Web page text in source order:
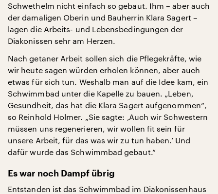
Schwethelm nicht einfach so gebaut. Ihm – aber auch
der damaligen Oberin und Bauherrin Klara Sagert –
lagen die Arbeits- und Lebensbedingungen der
Diakonissen sehr am Herzen.
Nach getaner Arbeit sollen sich die Pflegekräfte, wie
wir heute sagen würden erholen können, aber auch
etwas für sich tun. Weshalb man auf die Idee kam, ein
Schwimmbad unter die Kapelle zu bauen. „Leben,
Gesundheit, das hat die Klara Sagert aufgenommen“,
so Reinhold Holmer. „Sie sagte: ‚Auch wir Schwestern
müssen uns regenerieren, wir wollen fit sein für
unsere Arbeit, für das was wir zu tun haben.’ Und
dafür wurde das Schwimmbad gebaut.“
Es war noch Dampf übrig
Entstanden ist das Schwimmbad im Diakonissenhaus